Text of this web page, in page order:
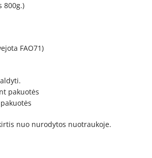
800g.)
FAO71)
pakuotės
nuo nurodytos nuotraukoje.